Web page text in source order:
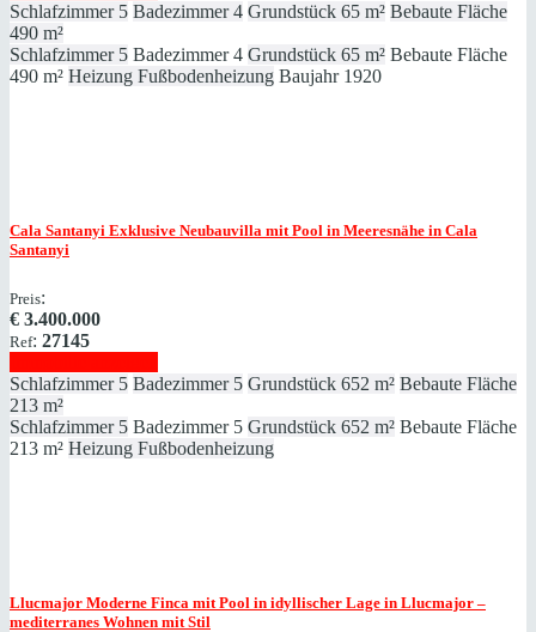
Schlafzimmer 5 Badezimmer 4 Grundstück 65 m² Bebaute Fläche
490 m²
Schlafzimmer 5 Badezimmer 4 Grundstück 65 m² Bebaute Fläche
490 m² Heizung Fußbodenheizung Baujahr 1920
Cala Santanyi Exklusive Neubauvilla mit Pool in Meeresnähe in Cala
Santanyi
Preis:
€ 3.400.000
Ref: 27145
Schlafzimmer 5 Badezimmer 5 Grundstück 652 m² Bebaute Fläche
213 m²
Schlafzimmer 5 Badezimmer 5 Grundstück 652 m² Bebaute Fläche
213 m² Heizung Fußbodenheizung
Llucmajor Moderne Finca mit Pool in idyllischer Lage in Llucmajor –
mediterranes Wohnen mit Stil